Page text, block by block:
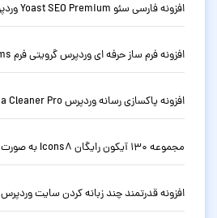
افزونه فارسی سئو Yoast SEO Premium وردپرس نسخه حرفه ای 28.1
افزونه فرم ساز حرفه ای وردپرس گرویتی فرم Gravity Forms نسخه 3.0.0
افزونه پاکسازی رسانه وردپرس Media Cleaner Pro نسخه 7.0.8
مجموعه 130 آیکون رایگان Icons8 به صورت SVG
افزونه قدرتمند چند زبانه کردن سایت وردپرس WPML نسخه 4.9.6